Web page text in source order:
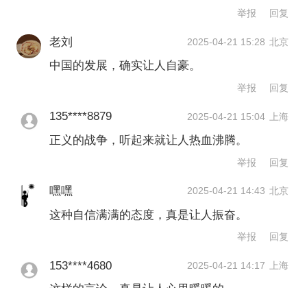
举报 回复
老刘 2025-04-21 15:28 北京
中国的发展，确实让人自豪。
举报 回复
135****8879 2025-04-21 15:04 上海
正义的战争，听起来就让人热血沸腾。
举报 回复
嘿嘿 2025-04-21 14:43 北京
这种自信满满的态度，真是让人振奋。
举报 回复
153****4680 2025-04-21 14:17 上海